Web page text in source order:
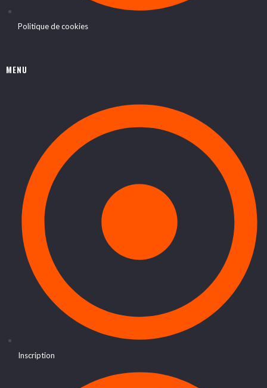
Politique de cookies
MENU
Inscription